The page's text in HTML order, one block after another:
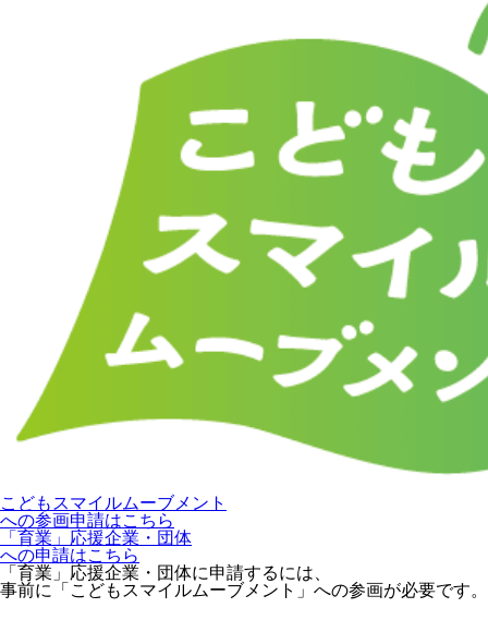
こどもスマイルムーブメント
への参画申請はこちら
「育業」応援企業・団体
への申請はこちら
「育業」応援企業・団体に申請するには、
事前に「こどもスマイルムーブメント」への参画が必要です。